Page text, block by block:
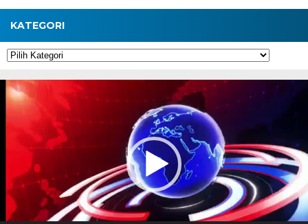
KATEGORI
Kategori
Pemutar
Video